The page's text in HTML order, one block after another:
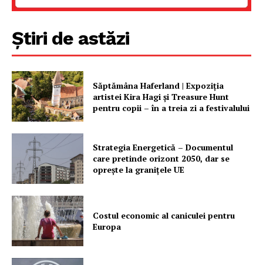
PRESShub
Despre noi / Echipa
Proiecte editoriale
Rețea
Contact
Știri de astăzi
Săptămâna Haferland | Expoziţia
artistei Kira Hagi şi Treasure Hunt
pentru copii – în a treia zi a festivalului
Strategia Energetică – Documentul
care pretinde orizont 2050, dar se
oprește la granițele UE
Costul economic al caniculei pentru
Europa